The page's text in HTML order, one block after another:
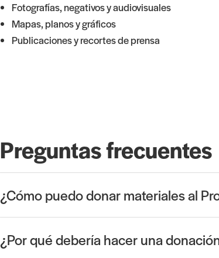
Fotografías, negativos y audiovisuales
Mapas, planos y gráficos
Publicaciones y recortes de prensa
Preguntas frecuentes
¿Cómo puedo donar materiales al
¿Por qué debería hacer una